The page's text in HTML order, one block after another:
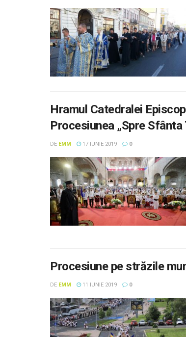
Hramul Catedralei
Procesiunea „Spre Sfânta
DE EMM 17 IUNIE 2019 0
Procesiune pe străzile
DE EMM 11 IUNIE 2019 0